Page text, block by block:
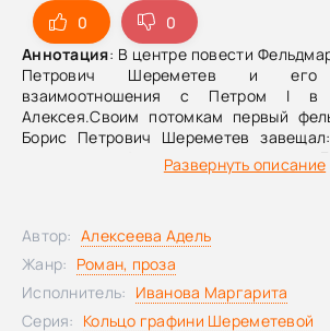
0
0
Аннотация: В центре повести
Петрович Шереметев и его
взаимоотношения с Петром I в
Алексея.Своим потомкам первый
Борис Петрович Шереметев
достоинство фамилии; и помнить, что
Отважный военачальник,
Петр Первый. О непростой судьбе
рассказывается в этом романе.
Развернуть описание
Автор: Алексеева Адель
Жанр: Роман, проза
Исполнитель: Иванова Маргарита
Серия: Кольцо графини Шереметевой